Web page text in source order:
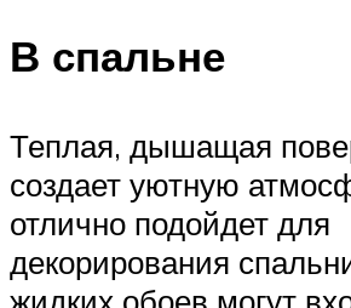
В спальне
Теплая, дышащая
создает уютную
отлично подойдет для
декорирования